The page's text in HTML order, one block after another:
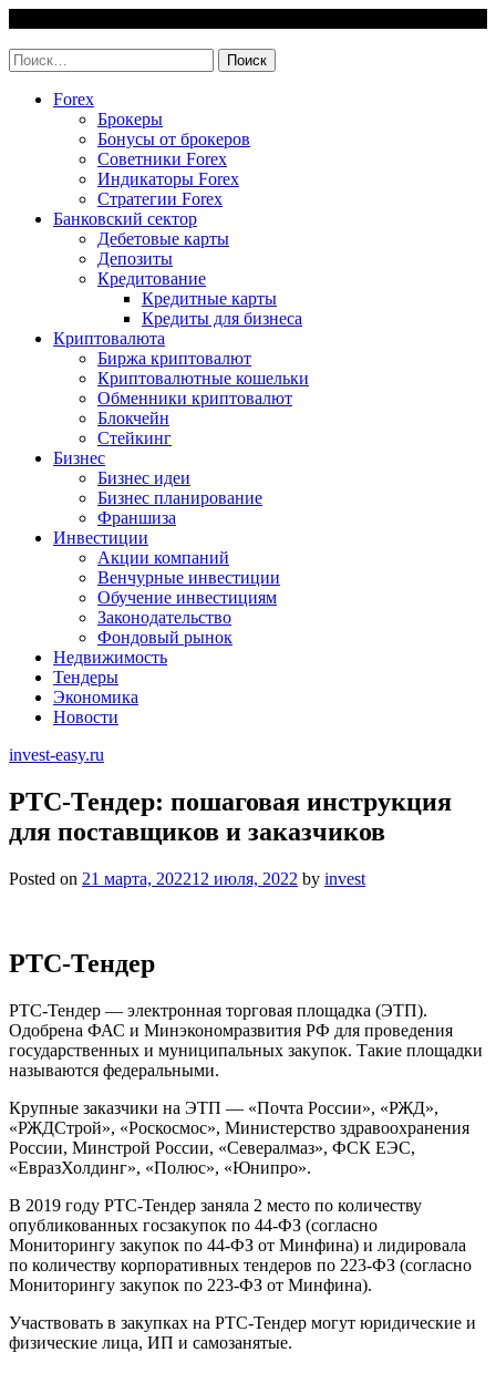
content
Найти:
Forex
Брокеры
Бонусы от брокеров
Советники Forex
Индикаторы Forex
Стратегии Forex
Банковский сектор
Дебетовые карты
Депозиты
Кредитование
Кредитные карты
Кредиты для бизнеса
Криптовалюта
Биржа криптовалют
Криптовалютные кошельки
Обменники криптовалют
Блокчейн
Стейкинг
Бизнес
Бизнес идеи
Бизнес планирование
Франшиза
Инвестиции
Акции компаний
Венчурные инвестиции
Обучение инвестициям
Законодательство
Фондовый рынок
Недвижимость
Тендеры
Экономика
Новости
invest-easy.ru
РТС-Тендер: пошаговая инструкция
для поставщиков и заказчиков
Posted on 21 марта, 202212 июля, 2022 by invest
РТС-Тендер
РТС-Тендер — электронная торговая площадка (ЭТП).
Одобрена ФАС и Минэкономразвития РФ для проведения
государственных и муниципальных закупок. Такие площадки
называются федеральными.
Крупные заказчики на ЭТП — «Почта России», «РЖД»,
«РЖДСтрой», «Роскосмос», Министерство здравоохранения
России, Минстрой России, «Севералмаз», ФСК ЕЭС,
«ЕвразХолдинг», «Полюс», «Юнипро».
В 2019 году РТС-Тендер заняла 2 место по количеству
опубликованных госзакупок по 44-ФЗ (согласно
Мониторингу закупок по 44-ФЗ от Минфина) и лидировала
по количеству корпоративных тендеров по 223-ФЗ (согласно
Мониторингу закупок по 223-ФЗ от Минфина).
Участвовать в закупках на РТС-Тендер могут юридические и
физические лица, ИП и самозанятые.